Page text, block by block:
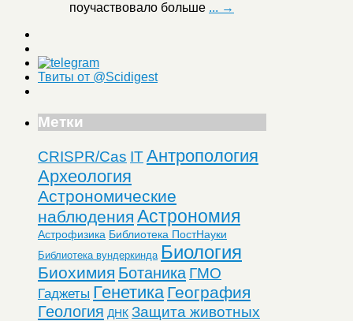
поучаствовало больше ... →
Твиты от @Scidigest
Метки
CRISPR/Cas ITАнтропология
Археология
Астрономические
наблюдения Астрономия
Астрофизика Библиотека ПостНауки
Библиотека вундеркинда Биология
Биохимия Ботаника ГМО
Гаджеты Генетика География
Геология ДНК Защита животных